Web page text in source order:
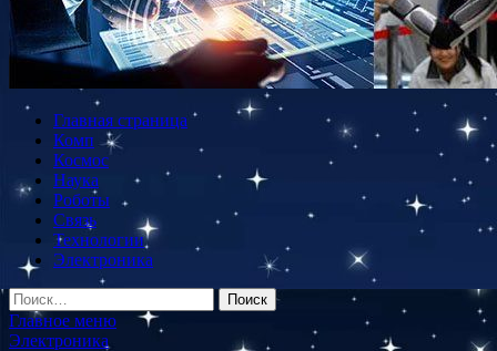
Главная страница
Комп
Космос
Наука
Роботы
Связь
Технологии
Электроника
Найти:
Главное меню
Электроника